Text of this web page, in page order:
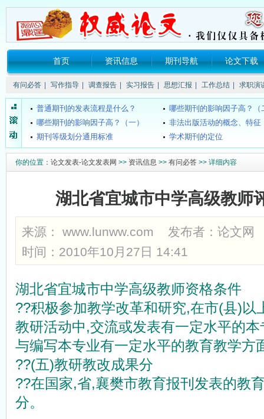
首页 资讯信息 期刊导航 论文下载
有问必答 写作指导 调查报告 实习报告 思想汇报 工作总结 求职演
关于所谓的“中国消费网（xao...
《SCI》、《EI》、《ISTP
普通期刊的发表流程是什么？
哪些期刊的影响因子高？（
哪些期刊的影响因子高？（一）
非法出版活动的概念、特征
期刊等级划分通用标准
学术期刊的定位
学术期刊级别认定权威机构
中国科技论文医学统计源期
什么叫双核心期刊
国家级医学期刊目录
什么是CSCD期刊？
《中文核心期刊要目总览》
都市学生教育故事：我想成为坐...
海南教师评职称不再要求发
要投稿的话要注明哪些信息？
核心期刊的发表流程是什么
普通期刊的发表流程是什么？
哪些期刊的影响因子高？（
哪些期刊的影响因子高？（一）
非法出版活动的概念、特征
学术期刊级别认定权威机构
中国科技论文医学统计源期
什么叫双核心期刊
国家级医学期刊目录
4种组织工程期刊新进入SCI
SCI和SCI-E的区别？
什么是CSCD期刊？
《中文核心期刊要目总览》
都市学生教育故事：我想成为坐...
海南教师评职称不再要求发
你的位置： 论文发表-论文发表网 >> 资讯信息 >> 有问必答 >> 详细内容
湖北省宜城市中学高级教师
来源： www.lunww.com 发布者： 论文网
时间：2010年10月27日 14:41
湖北省宜城市中学高级教师资格条件
??积极参加教学改革和研究,在市(县)以
教研活动中,交流或发表有一定水平的
与编写本专业有一定水平的教育教学方
??(五)教研教改成果分
??在国家,省,襄樊市教育报刊发表的教
分。